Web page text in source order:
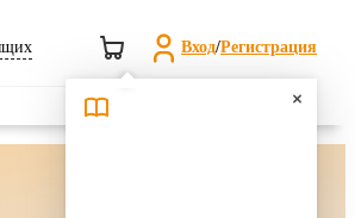
Вход/Регистрация
Поиск